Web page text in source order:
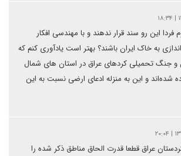
فردا این رو سند قرار ندهند و با مهندسی افکار
به خاک ایران باشند؟ بهتر است یادآوری کنم که
و جنگ تحمیلی کردهای عراق در استان های شمال
شده‌اند و این به منزله ادعای ارضی نسبت به این
عراق قطعا قدرت الحاق مناطق ذکر شده را